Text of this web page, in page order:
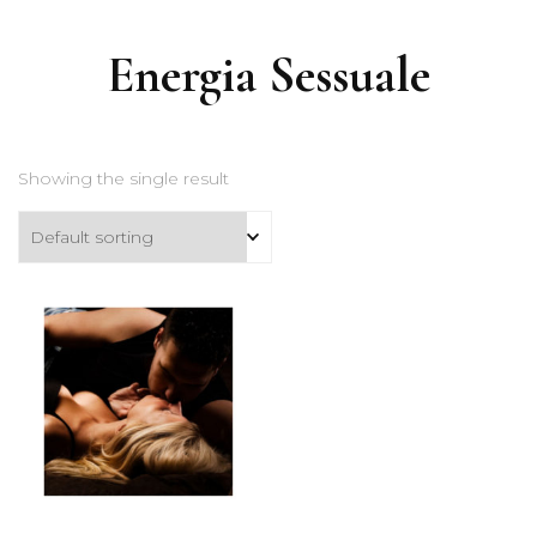
Energia Sessuale
Showing the single result